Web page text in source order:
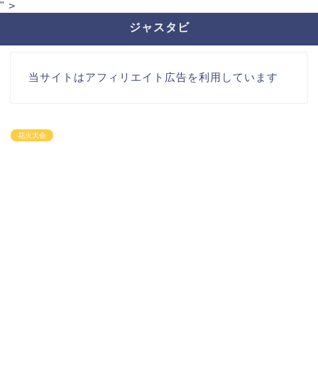
" >
ジャスタビ
当サイトはアフィリエイト広告を利用しています
花火大会